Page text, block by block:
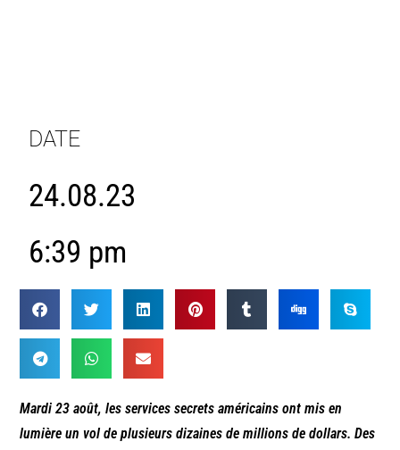
DATE
24.08.23
6:39 pm
Mardi 23 août, les services secrets américains ont mis en
lumière un vol de plusieurs dizaines de millions de dollars. Des